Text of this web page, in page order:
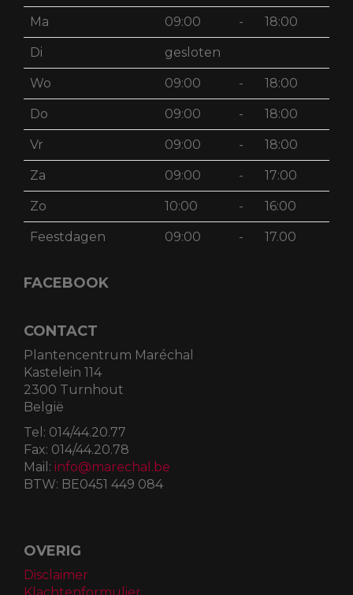
Ma 09:00 - 18:00
Di gesloten
Wo 09:00 - 18:00
Do 09:00 - 18:00
Vr 09:00 - 18:00
Za 09:00 - 17:00
Zo 10:00 - 16:00
Feestdagen 09:00 - 17.00
FACEBOOK
CONTACT
Plantencentrum Maréchal
Kastelein 114
2300 Turnhout
België
Tel: 014/44.20.77
Fax: 014/44.20.78
Mail: info@marechal.be
BTW: BE0451 449 084
OVERIG
Disclaimer
Klachtenformulier